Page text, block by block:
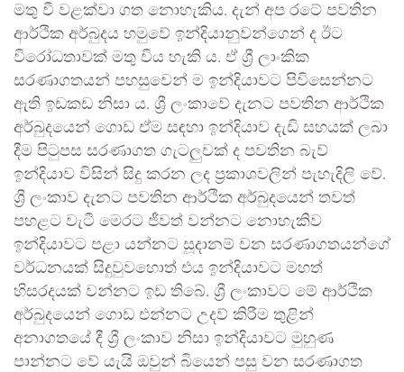
මතු වී වළක්වා ගත නොහැකිය. දැන් අප රටේ පවතින
ආර්ථික අර්බුදය හමුවේ ඉන්දියානුවන්ගෙන් ද ඊට
විරෝධතාවක් මතු විය හැකි ය. ඒ ශ්‍රී ලාංකික
සරණාගතයන් පහසුවෙන් ම ඉන්දියාවට පිවිසෙන්නට
ඇති ඉඩකඩ නිසා ය. ශ්‍රී ලංකාවේ දැනට පවතින ආර්ථික
අර්බුදයෙන් ගොඩ ඒම සඳහා ඉන්දියාව දැඩි සහයක් ලබා
දීම පිටුපස සරණාගත ගැටලුවක් ද පවතින බැව්
ඉන්දියාව විසින් සිදු කරන ලද ප්‍රකාශවලින් පැහැදිලි වේ.
ශ්‍රී ලංකාව දැනට පවතින ආර්ථික අර්බුදයෙන් තවත්
පහළට වැටී මෙරට ජීවත් වන්නට නොහැකිව
ඉන්දියාවට පළා යන්නට සූදානම් වන සරණාගතයන්ගේ
වර්ධනයක් සිදුවුවහොත් එය ඉන්දියාවට මහත්
හිසරදයක් වන්නට ඉඩ තිබේ. ශ්‍රී ලංකාවට මේ ආර්ථික
අර්බුදයෙන් ගොඩ එන්නට උදව් කිරීම තුළින්
අනාගතයේ දී ශ්‍රී ලංකාව නිසා ඉන්දියාවට මුහුණ
පාන්නට වේ යැයි ඔවුන් බියෙන් පසු වන සරණාගත